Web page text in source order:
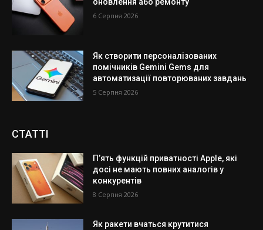
6 Серпня 2026
Як створити персоналізованих
помічників Gemini Gems для
автоматизації повторюваних завдань
5 Серпня 2026
СТАТТІ
П’ять функцій приватності Apple, які
досі не мають повних аналогів у
конкурентів
8 Серпня 2026
Як ракети вчаться крутитися